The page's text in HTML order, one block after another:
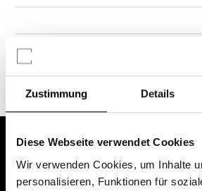
Zustimmung Details
Diese Webseite verwendet Cookies
Wir verwenden Cookies, um Inhalte
personalisieren, Funktionen für
Chancen & Risiken